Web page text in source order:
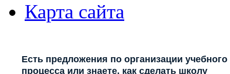
Карта сайта
Есть предложения по организации учебного
процесса или знаете, как сделать школу